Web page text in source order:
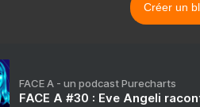
Créer un
FACE A - un podcast Purecharts
FACE A #30 : Eve Angeli